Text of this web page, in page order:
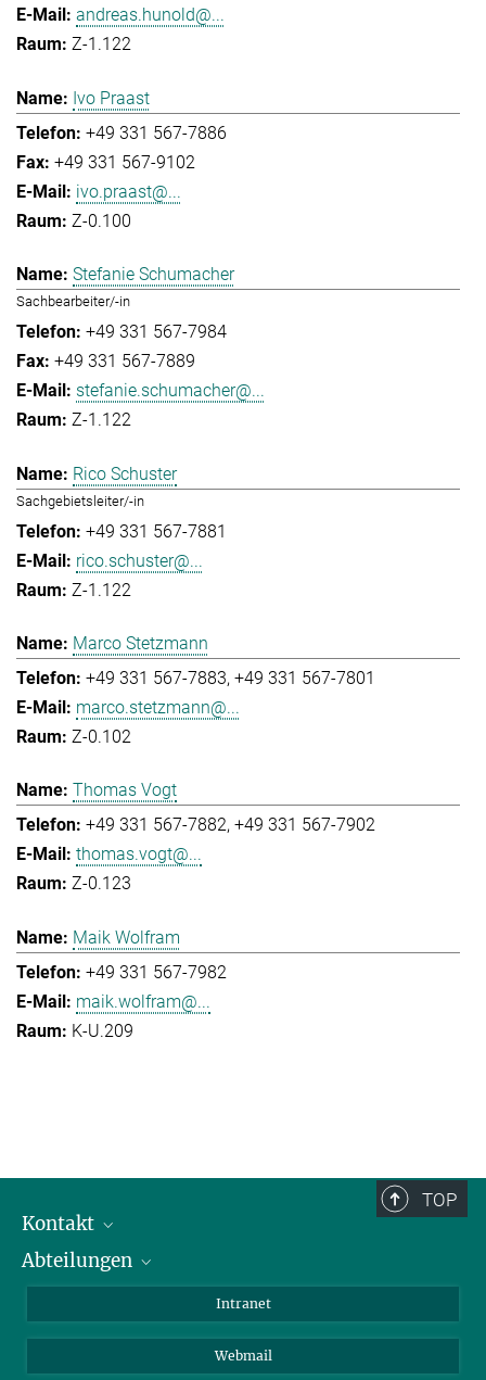
andreas.hunold@...
Z-1.122
Ivo Praast
+49 331 567-7886
+49 331 567-9102
ivo.praast@...
Z-0.100
Stefanie Schumacher
Sachbearbeiter/-in
+49 331 567-7984
+49 331 567-7889
stefanie.schumacher@...
Z-1.122
Rico Schuster
Sachgebietsleiter/-in
+49 331 567-7881
rico.schuster@...
Z-1.122
Marco Stetzmann
+49 331 567-7883 +49 331 567-7801
marco.stetzmann@...
Z-0.102
Thomas Vogt
+49 331 567-7882 +49 331 567-7902
thomas.vogt@...
Z-0.123
Maik Wolfram
+49 331 567-7982
maik.wolfram@...
K-U.209
TOP
Kontakt
Mitarbeiterverzeichnis
Abteilungen
Kolloidchemie
Intranet
Webmail